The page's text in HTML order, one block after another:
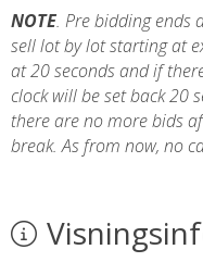
NOTE. Pre bidding ends
sell lot by lot starting at
at 20 seconds and if
clock will be set back 20
there are no more bids
break. As from now, no